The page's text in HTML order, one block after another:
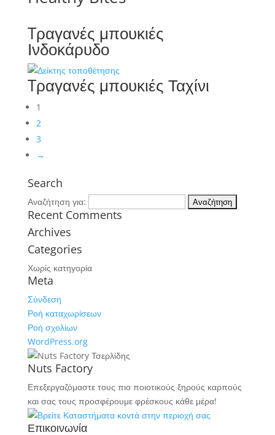
Tραγανές μπουκιές
Ινδοκάρυδο
Tραγανές μπουκιές Ταχίνι
1
2
3
→
Search
Αναζήτηση για:
Recent Comments
Archives
Categories
Χωρίς κατηγορία
Meta
Σύνδεση
Ροή καταχωρίσεων
Ροή σχολίων
WordPress.org
Nuts Factory
Επεξεργαζόμαστε τους πιο ποιοτικούς ξηρούς καρπούς
και σας τους προσφέρουμε φρέσκους κάθε μέρα!
Επικοινωνία